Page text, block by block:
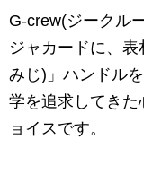
G-crew(ジークル
ジャカードに、
みじ)」ハンドル
学を追求してき
ョイスです。